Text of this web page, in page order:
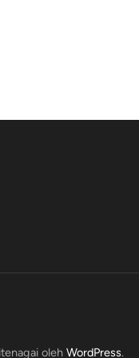
oleh WordPress.